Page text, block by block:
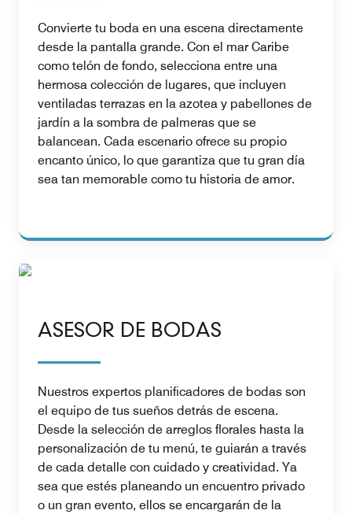
Convierte tu boda en una escena directamente
desde la pantalla grande. Con el mar Caribe
como telón de fondo, selecciona entre una
hermosa colección de lugares, que incluyen
ventiladas terrazas en la azotea y pabellones de
jardín a la sombra de palmeras que se
balancean. Cada escenario ofrece su propio
encanto único, lo que garantiza que tu gran día
sea tan memorable como tu historia de amor.
ASESOR DE BODAS
Nuestros expertos planificadores de bodas son
el equipo de tus sueños detrás de escena.
Desde la selección de arreglos florales hasta la
personalización de tu menú, te guiarán a través
de cada detalle con cuidado y creatividad. Ya
sea que estés planeando un encuentro privado
o un gran evento, ellos se encargarán de la